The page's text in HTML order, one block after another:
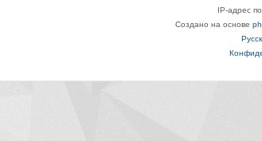
IP-адрес
Создано на основе